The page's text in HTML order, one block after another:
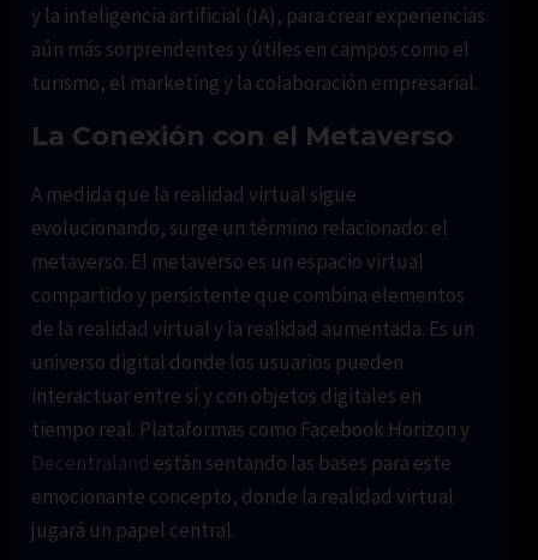
y la inteligencia artificial (IA), para crear experiencias
aún más sorprendentes y útiles en campos como el
turismo, el marketing y la colaboración empresarial.
La Conexión con el Metaverso
A medida que la realidad virtual sigue
evolucionando, surge un término relacionado: el
metaverso. El metaverso es un espacio virtual
compartido y persistente que combina elementos
de la realidad virtual y la realidad aumentada. Es un
universo digital donde los usuarios pueden
interactuar entre sí y con objetos digitales en
tiempo real. Plataformas como Facebook Horizon y
Decentraland están sentando las bases para este
emocionante concepto, donde la realidad virtual
jugará un papel central.